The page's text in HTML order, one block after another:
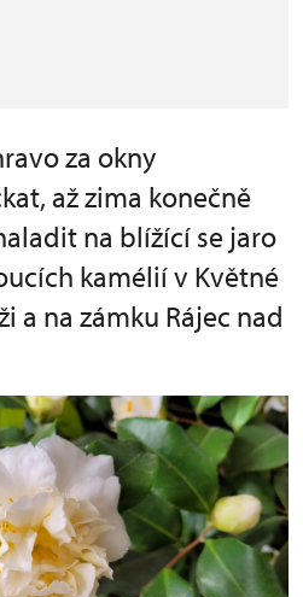
za okny
až zima konečně
na blížící se jaro
kamélií v Květné
a na zámku Rájec nad